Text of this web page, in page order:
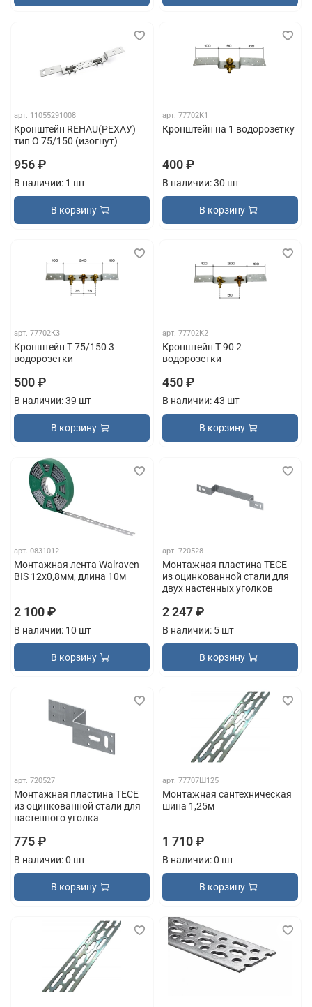
арт. 11055291008
Кронштейн REHAU(РЕХАУ)
тип О 75/150 (изогнут)
956 ₽
В наличии: 1 шт
В корзину
арт. 77702К1
Кронштейн на 1 водорозетку
400 ₽
В наличии: 30 шт
В корзину
арт.77702К3
Кронштейн Т 75/150 3
водорозетки
500 ₽
В наличии: 39 шт
В корзину
арт. 77702К2
Кронштейн Т 90 2
водорозетки
450 ₽
В наличии: 43 шт
В корзину
арт.0831012
Монтажная лента Walraven
BIS 12x0,8мм, длина 10м
2 100 ₽
В наличии: 10 шт
В корзину
арт. 720528
Монтажная пластина TECE
из оцинкованной стали для
двух настенных уголков
2 247 ₽
В наличии: 5 шт
В корзину
арт.720527
Монтажная пластина TECE
из оцинкованной стали для
настенного уголка
775 ₽
В наличии: 0 шт
В корзину
арт. 77707Ш125
Монтажная сантехническая
шина 1,25м
1 710 ₽
В наличии: 0 шт
В корзину